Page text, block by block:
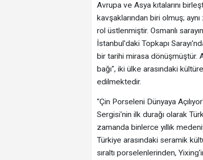
Avrupa ve Asya kıtalarını
kavşaklarından biri olmuş;
rol üstlenmiştir. Osmanlı
İstanbul'daki Topkapı
bir tarihi mirasa
bağı", iki ülke arasındaki
edilmektedir.
"Çin Porseleni Dünyaya
Sergisi'nin ilk durağı olarak
zamanda binlerce yıllık
Türkiye arasındaki seramik
sıraltı porselenlerinden,